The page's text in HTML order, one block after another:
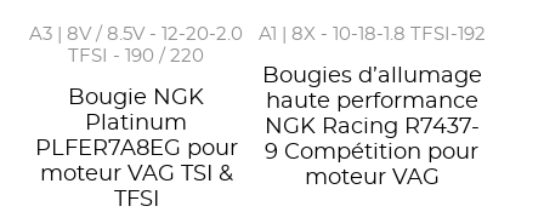
A3 | 8V / 8.5V - 12-20-2.0
TFSI - 190 / 220
Bougie NGK
Platinum
PLFER7A8EG pour
moteur VAG TSI &
TFSI
A1 | 8X - 10-18-1.8 TFSI-192
Bougies d’allumage
haute performance
NGK Racing R7437-
9 Compétition pour
moteur VAG